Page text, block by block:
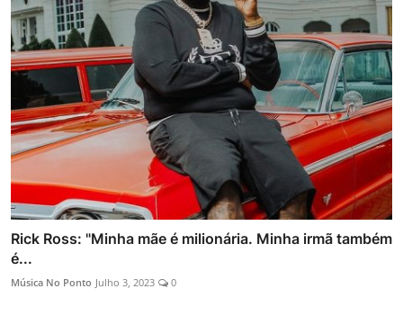
Rick Ross: "Minha mãe é milionária. Minha irmã também
é...
Música No Ponto Julho 3, 2023 0